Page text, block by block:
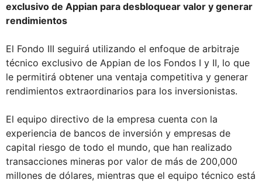
exclusivo de Appian para desbloquear valor y generar
rendimientos
El Fondo III seguirá utilizando el enfoque de arbitraje
técnico exclusivo de Appian de los Fondos I y II, lo que
le permitirá obtener una ventaja competitiva y generar
rendimientos extraordinarios para los inversionistas.
El equipo directivo de la empresa cuenta con la
experiencia de bancos de inversión y empresas de
capital riesgo de todo el mundo, que han realizado
transacciones mineras por valor de más de 200,000
millones de dólares, mientras que el equipo técnico está